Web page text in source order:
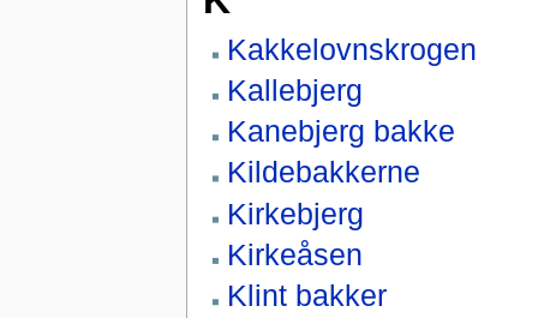
Kakkelovnskrogen
Kallebjerg
Kanebjerg bakke
Kildebakkerne
Kirkebjerg
Kirkeåsen
Klint bakker